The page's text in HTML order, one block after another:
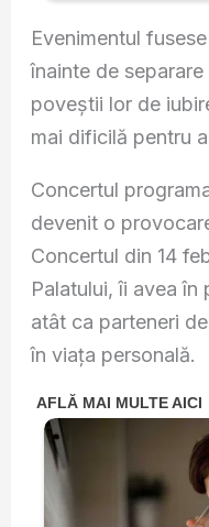
Evenimentul
înainte de
poveștii lor de
mai dificilă pentru
Concertul
devenit o
Concertul din 14
Palatului, îi avea
atât ca parteneri
în viața personală.